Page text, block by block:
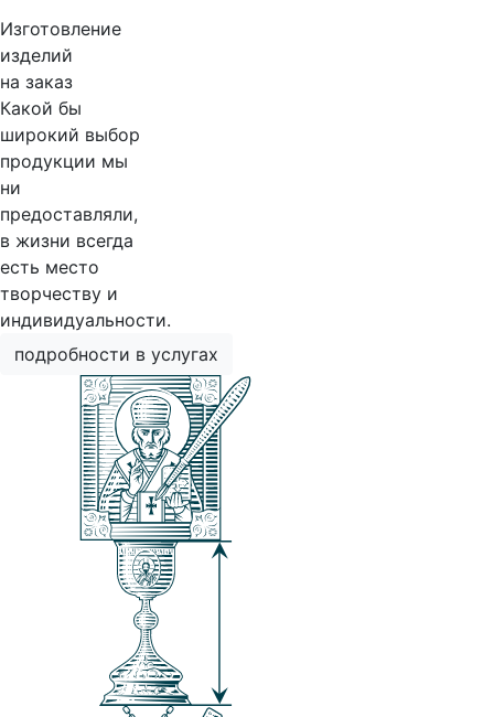
Изготовление
изделий
на заказ
Какой бы
широкий выбор
продукции мы
ни
предоставляли,
в жизни всегда
есть место
творчеству и
индивидуальности.
подробности в услугах